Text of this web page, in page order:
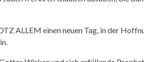
ALLEM einen neuen Tag, in der